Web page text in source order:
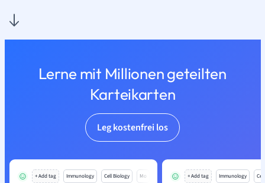
Lerne mit Millionen geteilten
Karteikarten
Leg kostenfrei los
+ Add tag Immunology Cell Biology Mo + Add tag Immunology